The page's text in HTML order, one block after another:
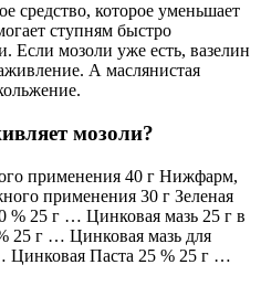
средство, которое уменьшает
ступням быстро
Если мозоли уже есть, вазелин
А маслянистая
мозоли?
применения 40 г Нижфарм,
применения 30 г Зеленая
25 г … Цинковая мазь 25 г в
25 г … Цинковая мазь для
Цинковая Паста 25 % 25 г …